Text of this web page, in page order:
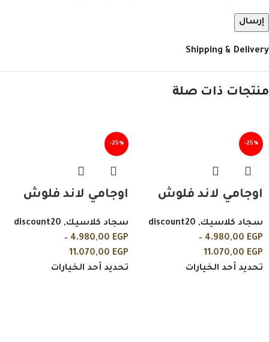
Shipping & Delivery
منتجات ذات صلة
-25%
اوجامي لاند فلوش
سجاد كلاسيك,
discount20
4.980,00 EGP
–
11.070,00 EGP
تحديد أحد الخيارات
-25%
اوجامي لاند فلوش
سجاد كلاسيك,
discount20
4.980,00 EGP
–
11.070,00 EGP
تحديد أحد الخيارات